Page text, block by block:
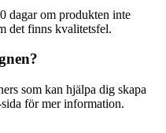
dagar om produkten inte
det finns kvalitetsfel.
som kan hjälpa dig skapa
för mer information.